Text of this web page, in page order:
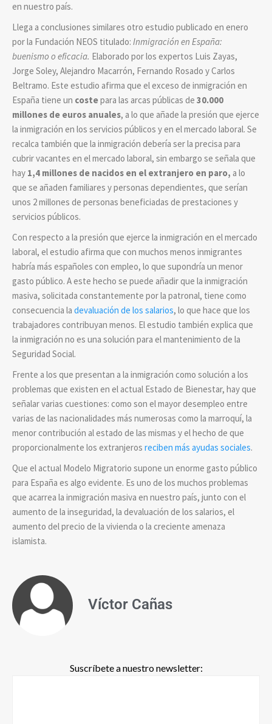
en nuestro país.
Llega a conclusiones similares otro estudio publicado en enero
por la Fundación NEOS titulado: Inmigración en España:
buenismo o eficacia. Elaborado por los expertos Luis Zayas,
Jorge Soley, Alejandro Macarrón, Fernando Rosado y Carlos
Beltramo. Este estudio afirma que el exceso de inmigración en
España tiene un costepara las arcas públicas de 30.000
millones de euros anuales, a lo que añade la presión que ejerce
la inmigración en los servicios públicos y en el mercado laboral. Se
recalca también que la inmigración debería ser la precisa para
cubrir vacantes en el mercado laboral, sin embargo se señala que
hay 1,4 millones de nacidos en el extranjero en paro, a lo
que se añaden familiares y personas dependientes, que serían
unos 2 millones de personas beneficiadas de prestaciones y
servicios públicos.
Con respecto a la presión que ejerce la inmigración en el mercado
laboral, el estudio afirma que con muchos menos inmigrantes
habría más españoles con empleo, lo que supondría un menor
gasto público. A este hecho se puede añadir que la inmigración
masiva, solicitada constantemente por la patronal, tiene como
consecuencia la devaluación de los salarios, lo que hace que los
trabajadores contribuyan menos. El estudio también explica que
la inmigración no es una solución para el mantenimiento de la
Seguridad Social.
Frente a los que presentan a la inmigración como solución a los
problemas que existen en el actual Estado de Bienestar, hay que
señalar varias cuestiones: como son el mayor desempleo entre
varias de las nacionalidades más numerosas como la marroquí, la
menor contribución al estado de las mismas y el hecho de que
proporcionalmente los extranjeros reciben más ayudas sociales.
Que el actual Modelo Migratorio supone un enorme gasto público
para España es algo evidente. Es uno de los muchos problemas
que acarrea la inmigración masiva en nuestro país, junto con el
aumento de la inseguridad, la devaluación de los salarios, el
aumento del precio de la vivienda o la creciente amenaza
islamista.
Víctor Cañas
Suscríbete a nuestro newsletter: